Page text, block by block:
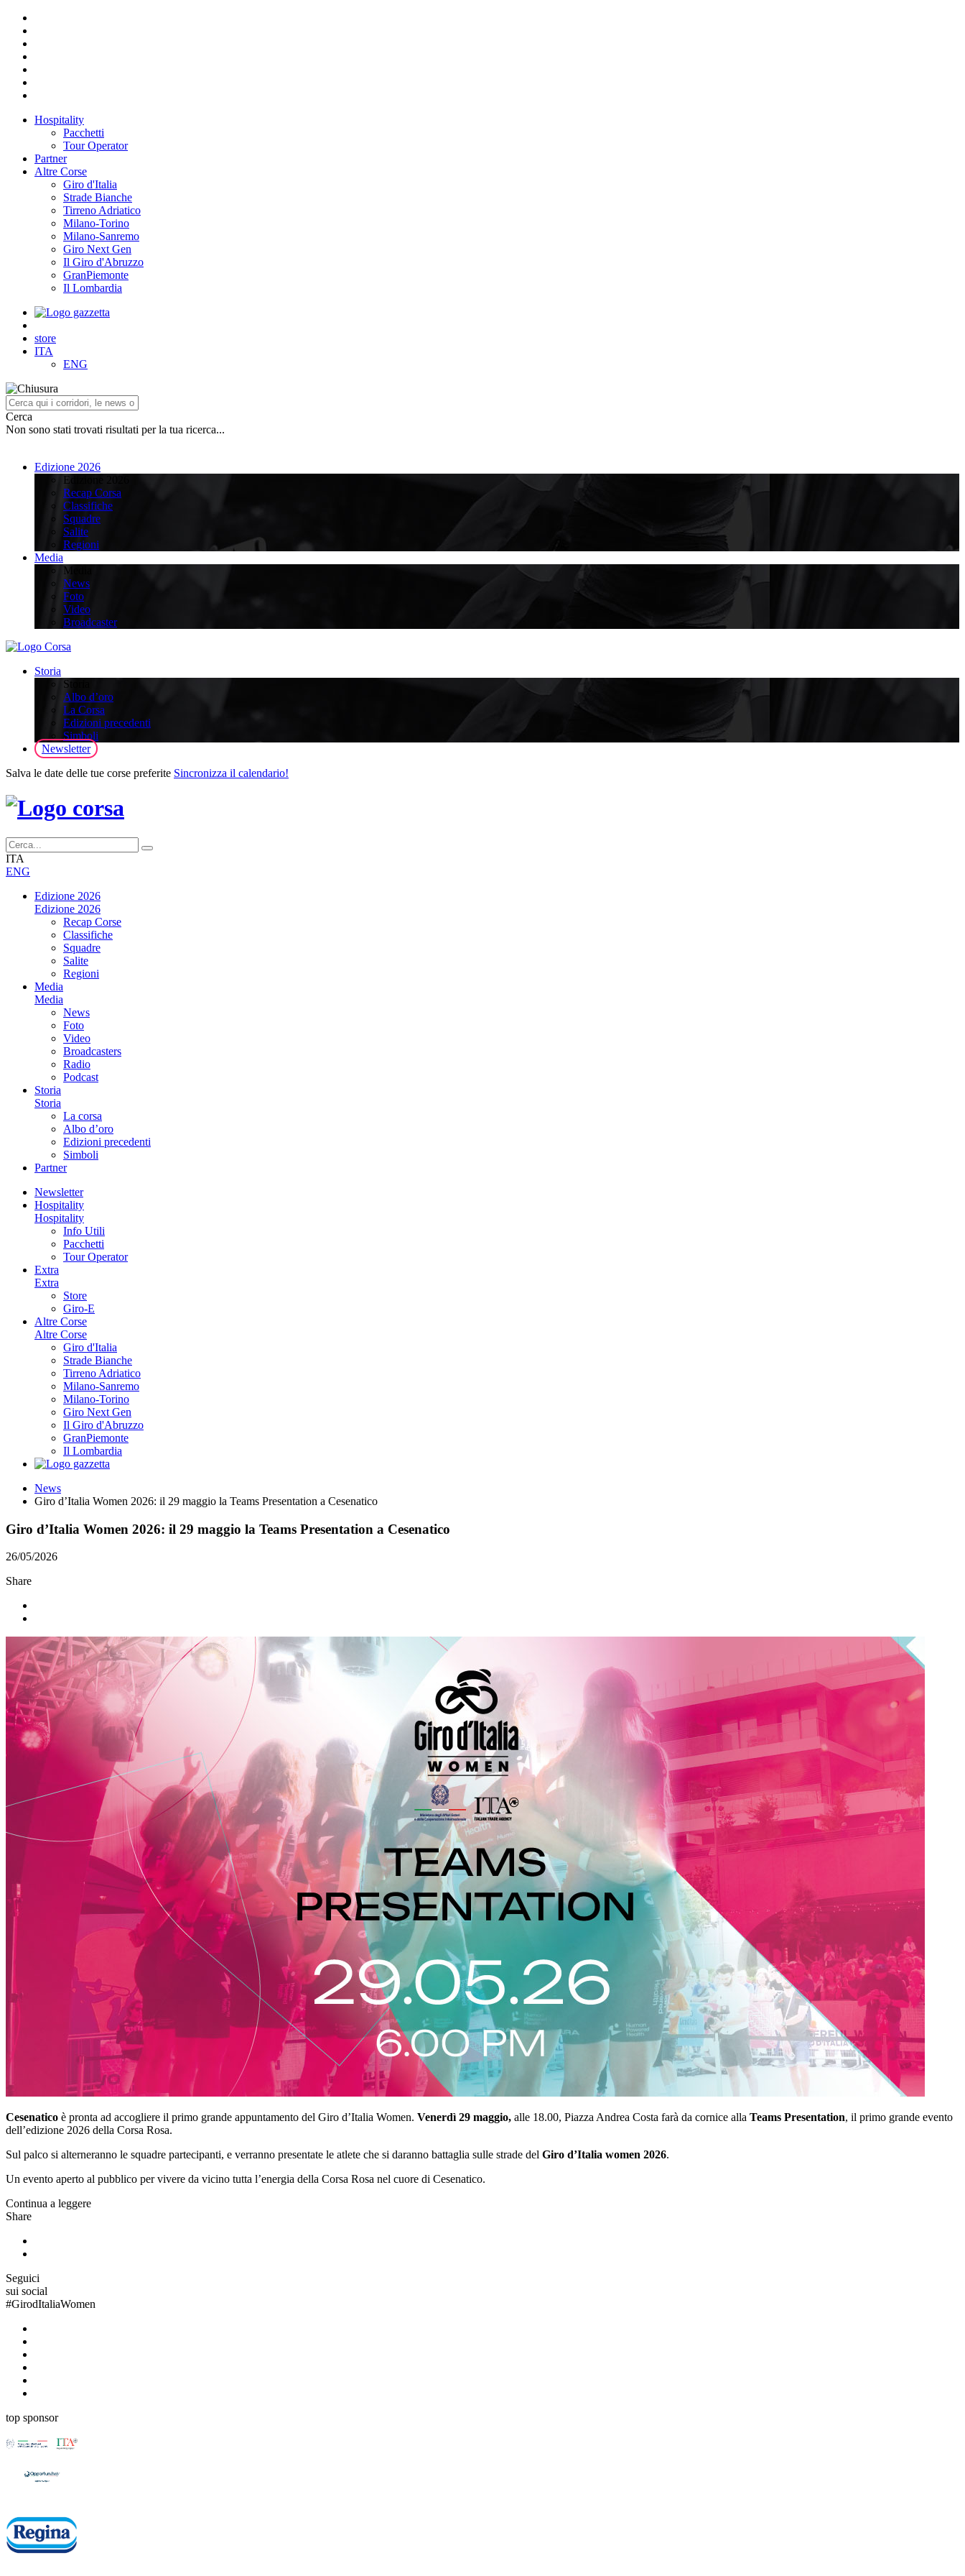
Hospitality
Pacchetti
Tour Operator
Partner
Altre Corse
Giro d'Italia
Strade Bianche
Tirreno Adriatico
Milano-Torino
Milano-Sanremo
Giro Next Gen
Il Giro d'Abruzzo
GranPiemonte
Il Lombardia
store
ITA
ENG
Cerca
Non sono stati trovati risultati per la tua ricerca...
Edizione 2026
Edizione 2026
Recap Corsa
Classifiche
Squadre
Salite
Regioni
Media
Media
News
Foto
Video
Broadcaster
Storia
Storia
Albo d’oro
La Corsa
Edizioni precedenti
Simboli
Newsletter
Salva le date delle tue corse preferite Sincronizza il calendario!
ITA
ENG
Edizione 2026
Edizione 2026
Recap Corse
Classifiche
Squadre
Salite
Regioni
Media
Media
News
Foto
Video
Broadcasters
Radio
Podcast
Storia
Storia
La corsa
Albo d’oro
Edizioni precedenti
Simboli
Partner
Newsletter
Hospitality
Hospitality
Info Utili
Pacchetti
Tour Operator
Extra
Extra
Store
Giro-E
Altre Corse
Altre Corse
Giro d'Italia
Strade Bianche
Tirreno Adriatico
Milano-Sanremo
Milano-Torino
Giro Next Gen
Il Giro d'Abruzzo
GranPiemonte
Il Lombardia
News
Giro d’Italia Women 2026: il 29 maggio la Teams Presentation a Cesenatico
Giro d’Italia Women 2026: il 29 maggio la Teams Presentation a Cesenatico
26/05/2026
Share
Cesenatico è pronta ad accogliere il primo grande appuntamento del Giro d’Italia Women. Venerdì 29 maggio, alle 18.00, Piazza Andrea Costa farà da cornice alla Teams Presentation, il primo grande evento
dell’edizione 2026 della Corsa Rosa.
Sul palco si alterneranno le squadre partecipanti, e verranno presentate le atlete che si daranno battaglia sulle strade del Giro d’Italia women 2026.
Un evento aperto al pubblico per vivere da vicino tutta l’energia della Corsa Rosa nel cuore di Cesenatico.
Continua a leggere
Share
Seguici
sui social
#GirodItaliaWomen
top sponsor